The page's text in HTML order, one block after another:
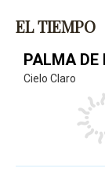
EL TIEMPO
PALMA DE
Cielo Claro